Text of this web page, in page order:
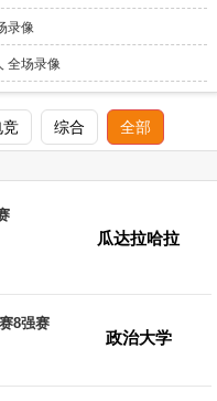
录像
全场录像
竞 综合 全部
瓜达拉哈拉
8强赛
政治大学